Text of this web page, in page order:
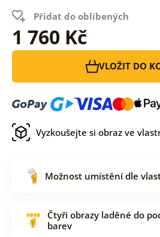
Přidat do oblíbených
1 760 Kč
VLOŽIT DO
Vyzkoušejte si obraz ve
Možnost umístění dle
Čtyři obrazy laděné do
barev